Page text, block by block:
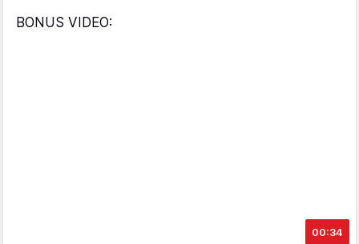
BONUS VIDEO:
00:34